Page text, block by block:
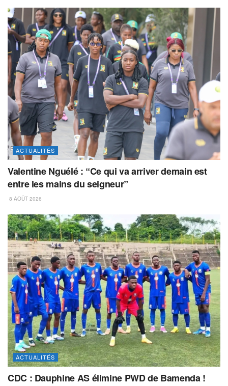
ACTUALITÉS
Valentine Nguélé : “Ce qui va arriver demain est
entre les mains du seigneur”
8 AOÛT 2026
ACTUALITÉS
CDC : Dauphine AS élimine PWD de Bamenda !